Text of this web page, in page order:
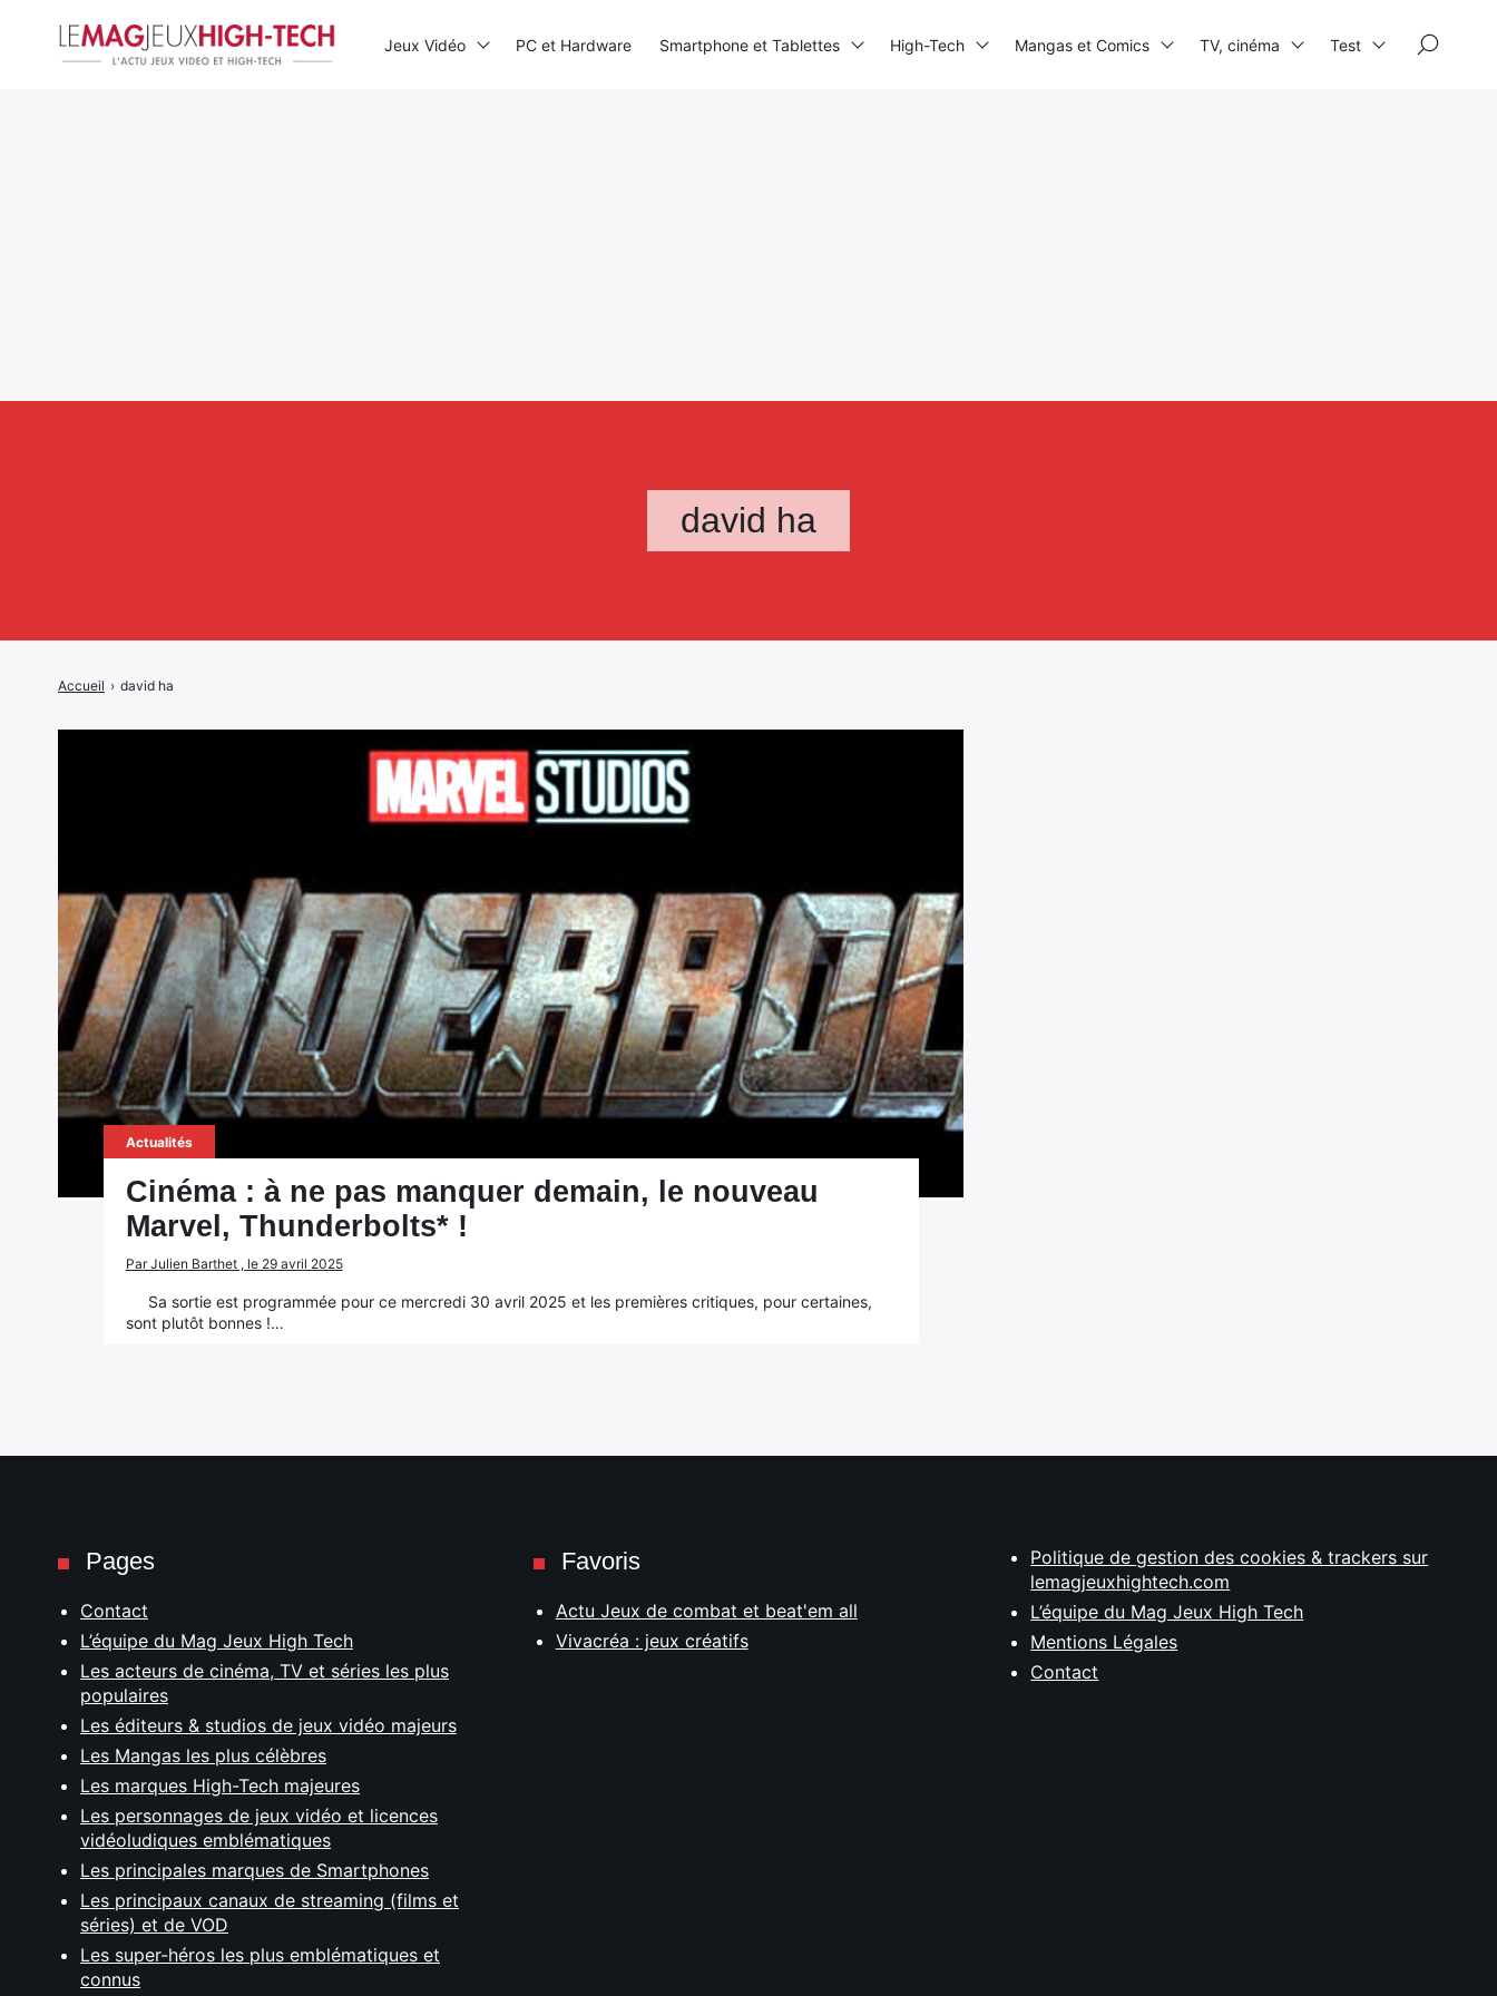
david ha
Accueil › david ha
Actualités
Cinéma : à ne pas manquer demain, le nouveau
Marvel, Thunderbolts* !
Par Julien Barthet , le 29 avril 2025
Sa sortie est programmée pour ce mercredi 30 avril 2025 et les premières critiques, pour certaines,
sont plutôt bonnes !…
Jeux Vidéo PC et Hardware Smartphone et Tablettes High-Tech Mangas et Comics TV, cinéma Test
Pages
Contact
L’équipe du Mag Jeux High Tech
Les acteurs de cinéma, TV et séries les plus
populaires
Les éditeurs & studios de jeux vidéo majeurs
Les Mangas les plus célèbres
Les marques High-Tech majeures
Les personnages de jeux vidéo et licences
vidéoludiques emblématiques
Les principales marques de Smartphones
Les principaux canaux de streaming (films et
séries) et de VOD
Les super-héros les plus emblématiques et
connus
Favoris
Actu Jeux de combat et beat'em all
Vivacréa : jeux créatifs
Politique de gestion des cookies & trackers sur
lemagjeuxhightech.com
L’équipe du Mag Jeux High Tech
Mentions Légales
Contact